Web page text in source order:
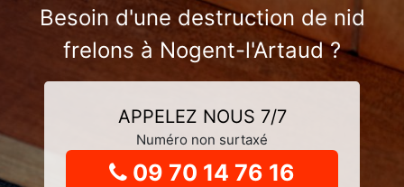
Besoin d'une destruction de nid
frelons à Nogent-l'Artaud ?
APPELEZ NOUS 7/7
Numéro non surtaxé
09 70 14 76 16